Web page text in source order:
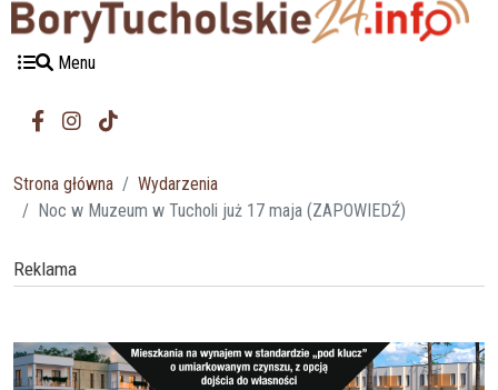
Menu
Strona główna
Wydarzenia
Noc w Muzeum w Tucholi już 17 maja (ZAPOWIEDŹ)
Reklama